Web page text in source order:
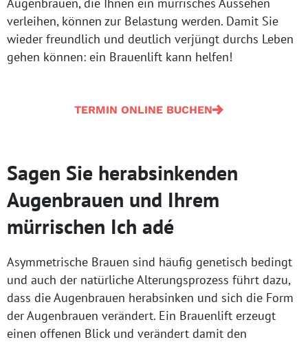
Augenbrauen, die Ihnen ein mürrisches Aussehen
verleihen, können zur Belastung werden. Damit Sie
wieder freundlich und deutlich verjüngt durchs Leben
gehen können: ein Brauenlift kann helfen!
TERMIN ONLINE BUCHEN
Sagen Sie herabsinkenden
Augenbrauen und Ihrem
mürrischen Ich adé
Asymmetrische Brauen sind häufig genetisch bedingt
und auch der natürliche Alterungsprozess führt dazu,
dass die Augenbrauen herabsinken und sich die Form
der Augenbrauen verändert. Ein Brauenlift erzeugt
einen offenen Blick und verändert damit den